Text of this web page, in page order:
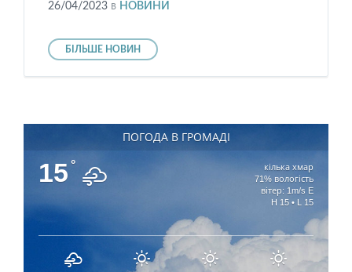
26/04/2023 в НОВИНИ
БІЛЬШЕ НОВИН
ПОГОДА В ГРОМАДІ
15 °
кілька хмар
71% вологість
вітер: 1m/s E
H 15 • L 15